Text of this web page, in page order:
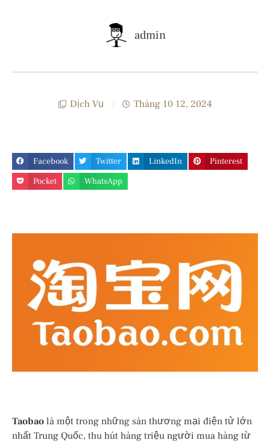
admin
Dịch Vụ Tháng 10 12, 2024
Facebook Twitter LinkedIn
Pinterest
Pocket
WhatsApp
Taobao là một trong những sàn thương mại điện tử lớn
nhất Trung Quốc, thu hút hàng triệu người mua hàng từ